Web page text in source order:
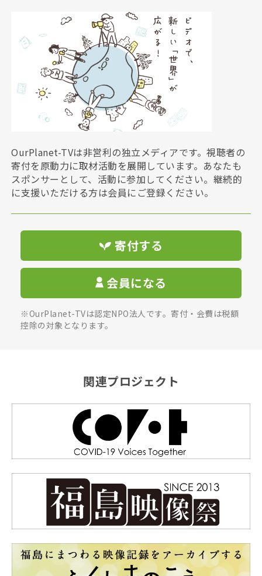
OurPlanet-TVは非営利の独立メディアです。視聴者の
寄付を原動力に取材活動を展開しています。あなたも
スポンサーとして、活動に参加してください。継続的
に支援いただける方は会員にご登録ください。
寄付する
会員になる
※OurPlanet-TVは認定NPO法人です。寄付・会費は税額
控除の対象となります。
関連プロジェクト